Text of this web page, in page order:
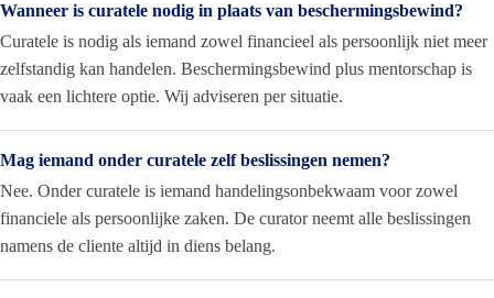
Wanneer is curatele nodig in plaats van beschermingsbewind?
Curatele is nodig als iemand zowel financieel als persoonlijk niet meer
zelfstandig kan handelen. Beschermingsbewind plus mentorschap is
vaak een lichtere optie. Wij adviseren per situatie.
Mag iemand onder curatele zelf beslissingen nemen?
Nee. Onder curatele is iemand handelingsonbekwaam voor zowel
financiele als persoonlijke zaken. De curator neemt alle beslissingen
namens de cliente altijd in diens belang.